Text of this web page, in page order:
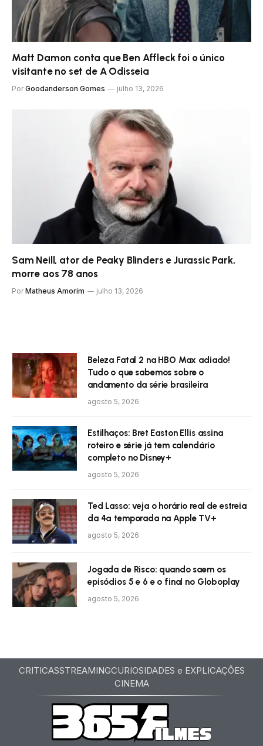
Matt Damon conta que Ben Affleck foi o único
visitante no set de A Odisseia
Por Goodanderson Gomes julho 13, 2026
Sam Neill, ator de Peaky Blinders e Jurassic Park,
morre aos 78 anos
Por Matheus Amorim julho 13, 2026
Beleza Fatal 2 na HBO Max adiado!
Tudo o que sabemos sobre o
andamento da série brasileira
agosto 5, 2026
Estilhaços: Bret Easton Ellis assina
roteiro e série já tem calendário
completo no Disney+
agosto 5, 2026
Ted Lasso: veja o horário real de estreia
da 4ª temporada na Apple TV+
agosto 5, 2026
Jogada de Risco: quando saem os
episódios 5 e 6 e o final no Globoplay
agosto 5, 2026
CRITICASSTREAMINGCURIOSIDADES e EXPLICAÇÕES
CINEMA